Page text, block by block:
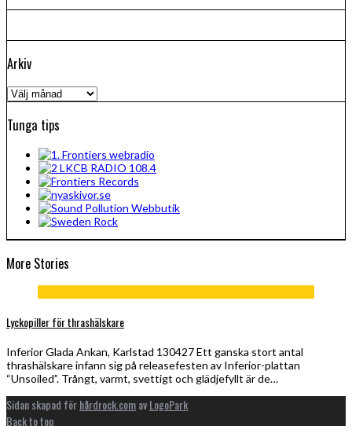
Arkiv
Arkiv
Tunga tips
More Stories
Lyckopiller för thrashälskare
Inferior Glada Ankan, Karlstad 130427 Ett ganska stort antal
thrashälskare infann sig på releasefesten av Inferior-plattan
“Unsoiled”. Trångt, varmt, svettigt och glädjefyllt är de…
Sidan skapad förhårdrock.comavLogoPark
Back to top